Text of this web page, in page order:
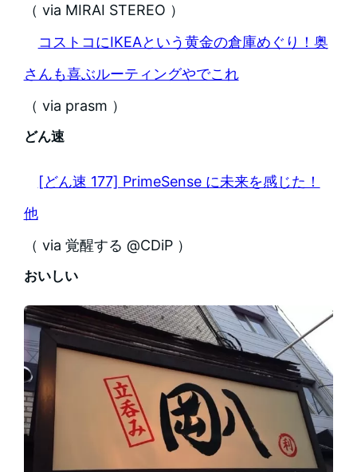
（ via MIRAI STEREO ）
コストコにIKEAという黄金の倉庫めぐり！奥
さんも喜ぶルーティングやでこれ
（ via prasm ）
どん速
[どん速 177] PrimeSense に未来を感じた！
他
（ via 覚醒する @CDiP ）
おいしい